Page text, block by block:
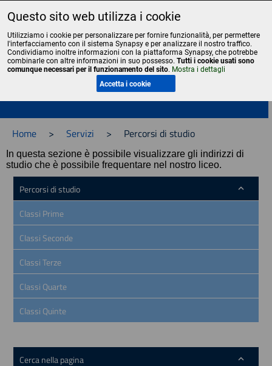
Liceo Scientifico Statale Bruno Touschek - Grottaferrata - Roma
Home > Servizi > Percorsi di studio
In questa sezione è possibile visualizzare gli indirizzi di
studio che è possibile frequentare nel nostro liceo.
Percorsi di studio
Classi Prime
Classi Seconde
Classi Terze
Classi Quarte
Classi Quinte
Cerca nella pagina
Questo sito web utilizza i cookie
Utilizziamo i cookie per personalizzare per fornire funzionalità, per permettere
l'interfacciamento con il sistema Synapsy e per analizzare il nostro traffico.
Condividiamo inoltre informazioni con la piattaforma Synapsy, che potrebbe
combinarle con altre informazioni in suo possesso. Tutti i cookie usati sono
comunque necessari per il funzionamento del sito. Mostra i dettagli
Accetta i cookie